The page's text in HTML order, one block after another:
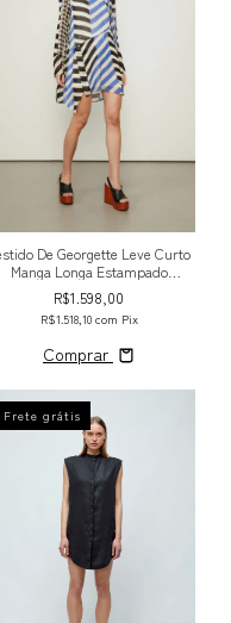
De Georgette Leve Curto
Manga Longa Estampado
Assimétrico
R$1.598,00
R$1.518,10 com Pix
Comprar
Frete grátis